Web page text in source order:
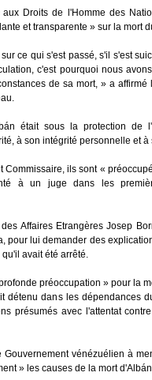
Droits de l'Homme des
et transparente » sur la mort
ce qui s'est passé, s'il s'est
c'est pourquoi nous
de sa mort, » a
était sous la protection de
à son intégrité personnelle et à
Commissaire, ils sont «
à un juge dans les
Affaires Etrangères Josep
pour lui demander des
avait été arrêté.
préoccupation » pour la
détenu dans les dépendances
présumés avec l'attentat
Gouvernement vénézuélien à
» les causes de la mort